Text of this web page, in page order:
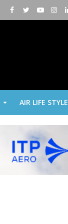
AIR LIFE STYLE